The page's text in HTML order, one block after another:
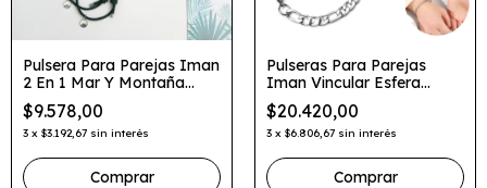
Pulsera Para Parejas Iman
2 En 1 Mar Y Montaña
Hombre Mujer
$9.578,00
3 x $3.192,67 sin interés
Comprar
Pulseras Para Parejas
Iman Vincular Esfera
Acero Quirúrgico
$20.420,00
3 x $6.806,67 sin interés